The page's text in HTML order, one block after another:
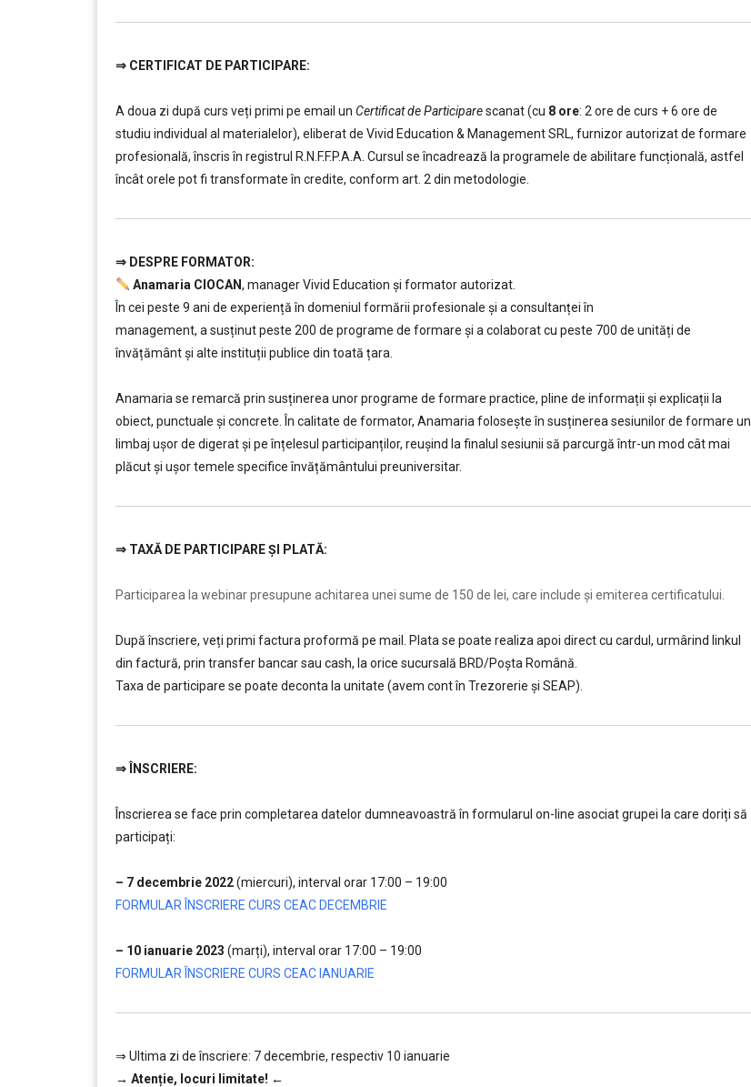
⇒ CERTIFICAT DE PARTICIPARE:
A doua zi după curs veți primi pe email un Certificat de Participarescanat (cu 8 ore: 2 ore de curs + 6 ore de
studiu individual al materialelor), eliberat de Vivid Education & Management SRL, furnizor autorizat de formare
profesională, înscris în registrul R.N.F.F.P.A.A. Cursul se încadrează la programele de abilitare funcțională, astfel
încât orele pot fi transformate în credite, conform art. 2 din metodologie.
⇒ DESPR E FORMATOR:
Anamaria CIOCAN, manager Vivid Education și formator autorizat.
În cei peste 9 ani de experiență în domeniul formării profesionale și a consultanței în
management, a susținut peste 200 de programe de formare și a colaborat cu peste 700 de unități de
învățământ şi alte instituții publice din toată țara.
Anamaria se remarcă prin susținerea unor programe de formare practice, pline de informații și explicații la
obiect, punctuale și concrete. În calitate de formator, Anamaria folosește în susținerea sesiunilor de formare un
limbaj ușor de digerat și pe înțelesul participanților, reușind la finalul sesiunii să parcurgă într-un mod cât mai
plăcut și ușor temele specifice învățământului preuniversitar.
⇒ TAXĂ DE PARTICIPARE ȘI PLATĂ:
Participarea la webinar presupune achitarea unei sume de 150 de lei, care include şi emiterea certificatului.
După înscriere, veți primi factura proformă pe mail. Plata se poate realiza apoi direct cu cardul, urmârind linkul
din factură, prin transfer bancar sau cash, la orice sucursală BRD/Poșta Română.
Taxa de participare se poate deconta la unitate (avem cont în Trezorerie și SEAP).
⇒ ÎNSCRIERE:
Înscrierea se face prin completarea datelor dumneavoastră în formularul on-line asociat grupei la care doriți să
participați:
– 7 decembrie 2022(miercuri), interval orar 17:00 – 19:00
FORMULAR ÎNSCRIERE CURS CEAC DECEMBRIE
– 10 ianuarie 2023 (marți), interval orar 17:00 – 19:00
FORMULAR ÎNSCRIERE CURS CEAC IANUARIE
⇒ Ultima zi de înscriere: 7 decembrie, respectiv 10 ianuarie
→ Atenție, locuri limitate! ←